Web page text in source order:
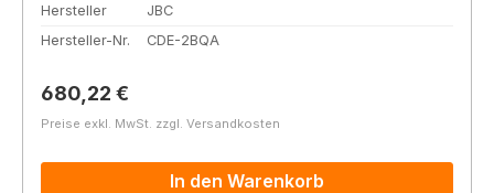
Hersteller
JBC
Hersteller-Nr.
CDE-2BQA
Regulärer Preis:
680,22 €
Preise exkl. MwSt. zzgl. Versandkosten
In den Warenkorb